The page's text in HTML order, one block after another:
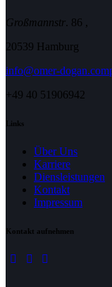
Großmannstr. 86 ,
20539 Hamburg
info@omer-
+49 40 51906942
Links
Über Uns
Karriere
Diensleistungen
Kontakt
Impressum
Kontakt aufnehmen